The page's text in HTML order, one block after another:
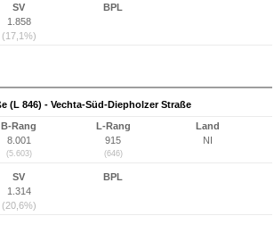
SV
1.858
(17,1%)
BPL
(L 846) - Vechta-Süd-Diepholzer Straße
B-Rang
8.001
(5.603)
L-Rang
915
(646)
Land
NI
SV
1.314
(20,6%)
BPL